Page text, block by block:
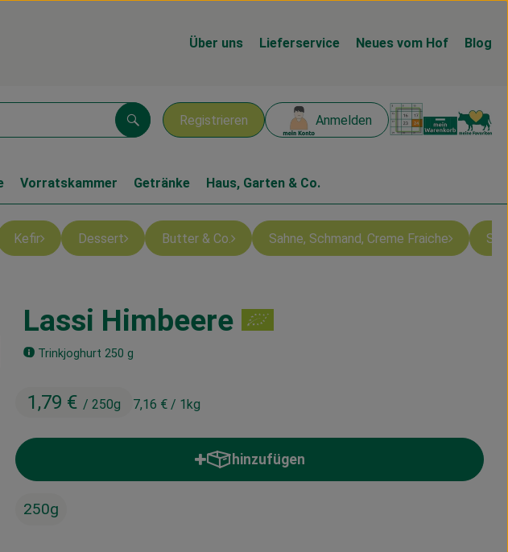
Über uns Lieferservice Neues vom Hof Blog
Registrieren Anmelden
Suchen
Vorratskammer Getränke Haus, Garten & Co.
Kefir Dessert Butter & Co. Sahne, Schmand, Creme Fraiche
Lassi Himbeere
Trinkjoghurt 250 g
1,79 € / 250g 7,16 € / 1kg
Produkt zu Favouriten hinzufügen
hinzufügen
Produkt zum Warenkorb hinzufügen
250g